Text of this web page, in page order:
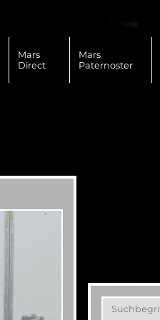
Mars
Direct
Mars
Paternoster